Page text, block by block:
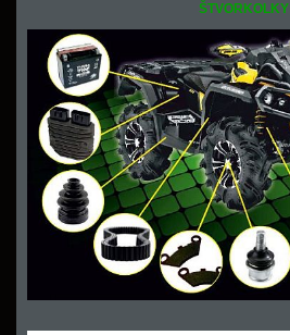
ŠTVORKOLKY